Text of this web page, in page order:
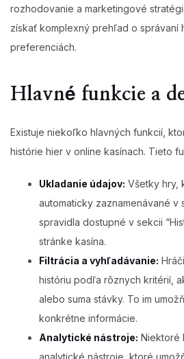
rozhodovanie a marketingové
získať komplexný prehľad o správaní
preferenciách.
Hlavné funkcie a
Existuje niekoľko hlavných funkcií,
histórie hier v online kasínach. Tieto
Ukladanie údajov: Všetky hry,
automaticky zaznamenávané v
spravidla dostupné v sekcii
stránke kasína.
Filtrácia a vyhľadávanie:
históriu podľa rôznych kritérií,
alebo suma stávky. To im
konkrétne informácie.
Analytické nástroje: Niektoré